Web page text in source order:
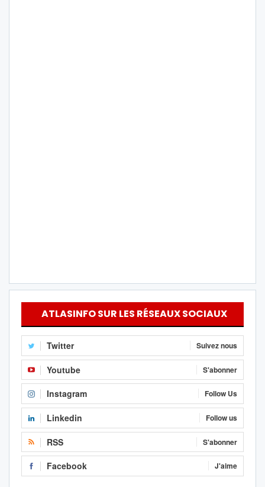
ATLASINFO SUR LES RÉSEAUX SOCIAUX
Twitter Suivez nous
Youtube S'abonner
Instagram Follow Us
Linkedin Follow us
RSS S'abonner
Facebook J'aime